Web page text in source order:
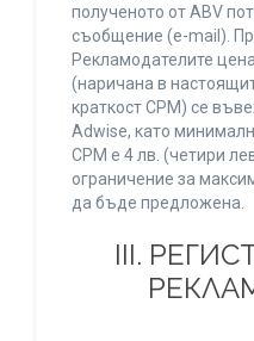
полученото от ABV
съобщение (e-mail).
Рекламодателите
(наричана в
краткост CPM) се
Adwise, като
CPM е 4 лв. (четири
ограничение за
да бъде предложена.
ІІІ.